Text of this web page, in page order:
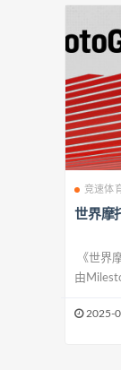
竞速体
世界摩
《世界
由
2025-